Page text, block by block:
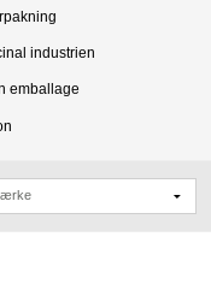
industrien
emballage